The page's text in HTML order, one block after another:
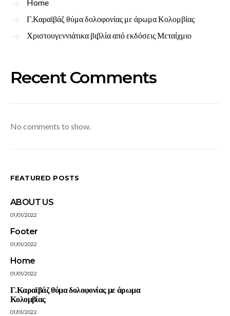
Home
Γ.Καραϊβάζ θύμα δολοφονίας με άρωμα Κολομβίας
Χριστουγεννιάτικα βιβλία από εκδόσεις Μεταίχμιο
Recent Comments
No comments to show.
FEATURED POSTS
ABOUT US
01/01/2022
Footer
01/01/2022
Home
01/01/2022
Γ.Καραϊβάζ θύμα δολοφονίας με άρωμα
Κολομβίας
01/01/2022